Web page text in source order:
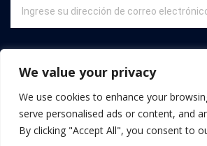
We value your privacy
We use cookies to enhance your
serve personalised ads or content, and
By clicking "Accept All", you consent to
© D4M International. Todos los
Nous utilisons des cookies pour vous
expérience sur notre site.
You can find out more about which